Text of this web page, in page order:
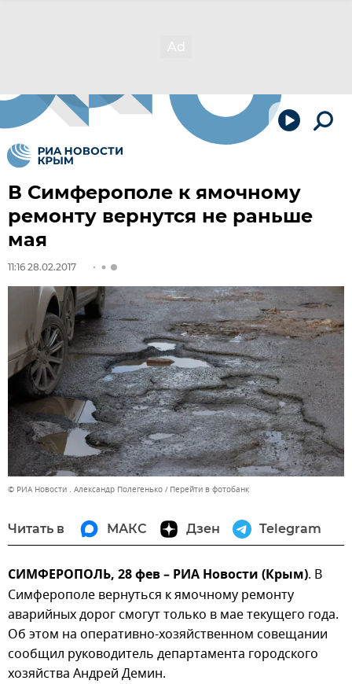
В Симферополе к ямочному
ремонту вернутся не раньше
мая
11:16 28.02.2017
© РИА Новости . Александр Полегенько Перейти в фотобанк
Читать в МАКС Дзен Telegram
СИМФЕРОПОЛЬ, 28 фев – РИА Новости (Крым). В
Симферополе вернуться к ямочному ремонту
аварийных дорог смогут только в мае текущего года.
Об этом на оперативно-хозяйственном совещании
сообщил руководитель департамента городского
хозяйства Андрей Демин.